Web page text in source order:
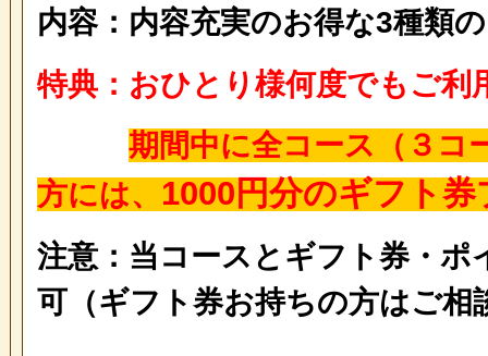
内容：内容充実のお得な3種類
特典：おひとり様何度でもご利
期間中に全コース（３コ
方には、 1000円分のギフト
注意：当コースとギフト券・ポ
可（ギフト券お持ちの方はご相